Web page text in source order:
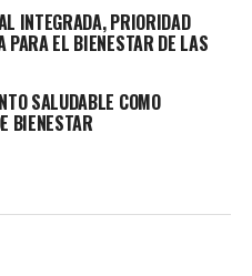
INTEGRADA, PRIORIDAD
PARA EL BIENESTAR DE LAS
SALUDABLE COMO
BIENESTAR